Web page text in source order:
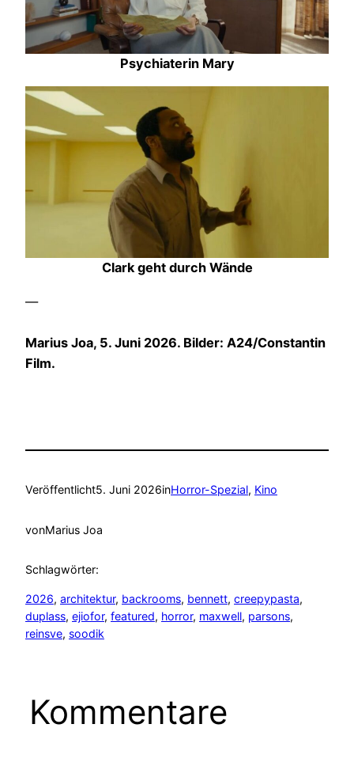
Psychiaterin Mary
Clark geht durch Wände
—
Marius Joa, 5. Juni 2026. Bilder: A24/Constantin
Film.
Veröffentlicht5. Juni 2026inHorror-Spezial, Kino
vonMarius Joa
Schlagwörter:
2026, architektur, backrooms, bennett, creepypasta
duplass, ejiofor, featured, horror, maxwell, parsons
reinsve, soodik
Kommentare